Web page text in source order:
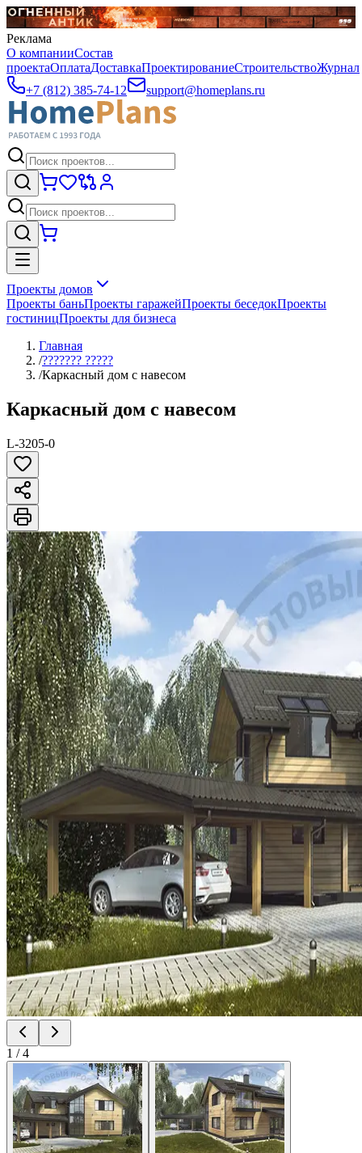
Реклама
О компанииСостав
проектаОплатаДоставкаПроектированиеСтроительствоЖурнал
+7 (812) 385-74-12
support@homeplans.ru
Проекты домов
Проекты баньПроекты гаражейПроекты беседокПроекты
гостиницПроекты для бизнеса
Главная
/??????? ?????
/Каркасный дом с навесом
Каркасный дом с навесом
L-3205-0
1 /4